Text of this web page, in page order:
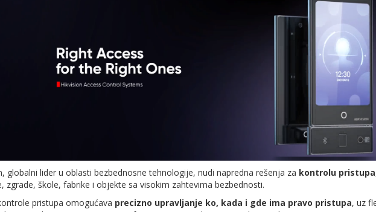
globalni lider u oblasti bezbednosne tehnologije, nudi napredna rešenja za kontrolu pristupa
zgrade, škole, fabrike i objekte sa visokim zahtevima bezbednosti.
pristupa omogućava precizno upravljanje ko, kada i gde ima pravo pristupa, uz